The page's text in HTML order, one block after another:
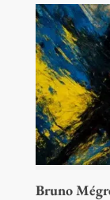
Bruno